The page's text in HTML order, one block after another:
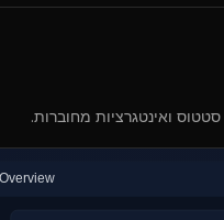
ואינטגרציות מחוברות.